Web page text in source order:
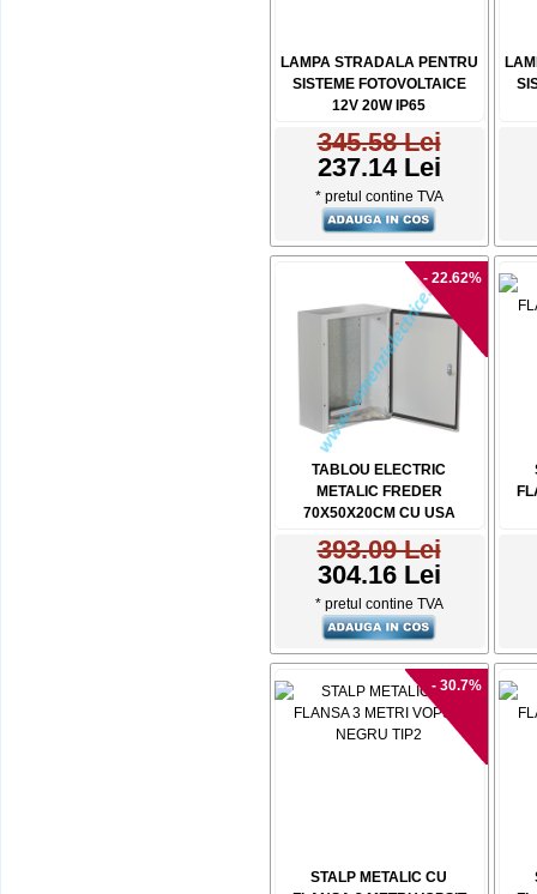
LAMPA STRADALA PENTRU
SISTEME FOTOVOLTAICE
12V 20W IP65
345.58 Lei
237.14 Lei
* pretul contine TVA
- 22.62%
TABLOU ELECTRIC
METALIC FREDER
70X50X20CM CU USA
393.09 Lei
304.16 Lei
* pretul contine TVA
- 30.7%
STALP METALIC CU